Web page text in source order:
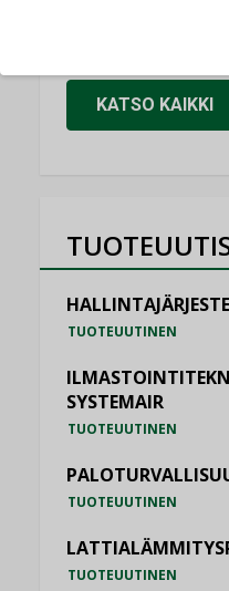
KATSO KAIKKI
TUOTEUUTINEN
SYSTEMAIR
TUOTEUUTINEN
TUOTEUUTINEN
TUOTEUUTINEN